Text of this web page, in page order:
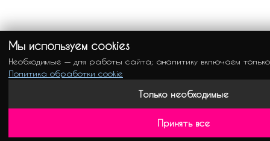
Мы используем cookies
Необходимые — для работы сайта; аналитику включаем
Политика обработки cookie
Только необходимые
Принять все